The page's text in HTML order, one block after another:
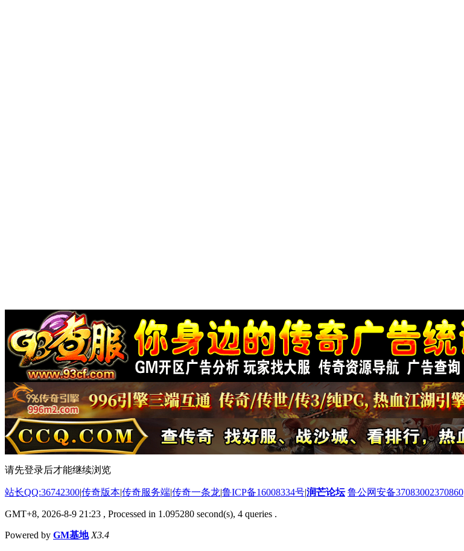
请先登录后才能继续浏览
站长QQ:36742300|传奇版本|传奇服务端|传奇一条龙|鲁ICP备16008334号|润芒论坛 鲁公网安备37083002370860
GMT+8, 2026-8-9 21:23 , Processed in 1.095280 second(s), 4 queries .
Powered by GM基地 X3.4